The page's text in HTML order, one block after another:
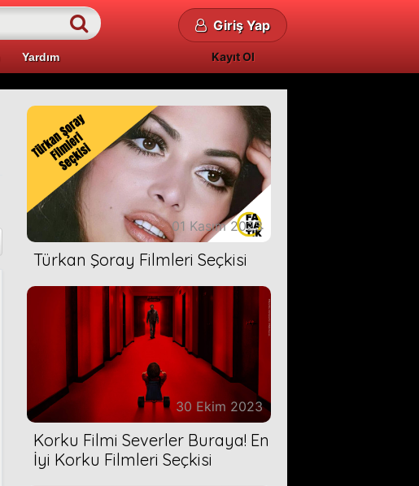
Yardım
Giriş Yap
Kayıt Ol
01 Kasım 2023
Türkan Şoray Filmleri Seçkisi
30 Ekim 2023
Korku Filmi Severler Buraya! En
İyi Korku Filmleri Seçkisi